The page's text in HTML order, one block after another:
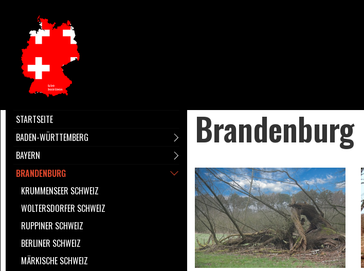
STARTSEITE
BADEN-WÜRTTEMBERG
BAYERN
BRANDENBURG
KRUMMENSEER SCHWEIZ
WOLTERSDORFER SCHWEIZ
RUPPINER SCHWEIZ
BERLINER SCHWEIZ
MÄRKISCHE SCHWEIZ
Brandenburg